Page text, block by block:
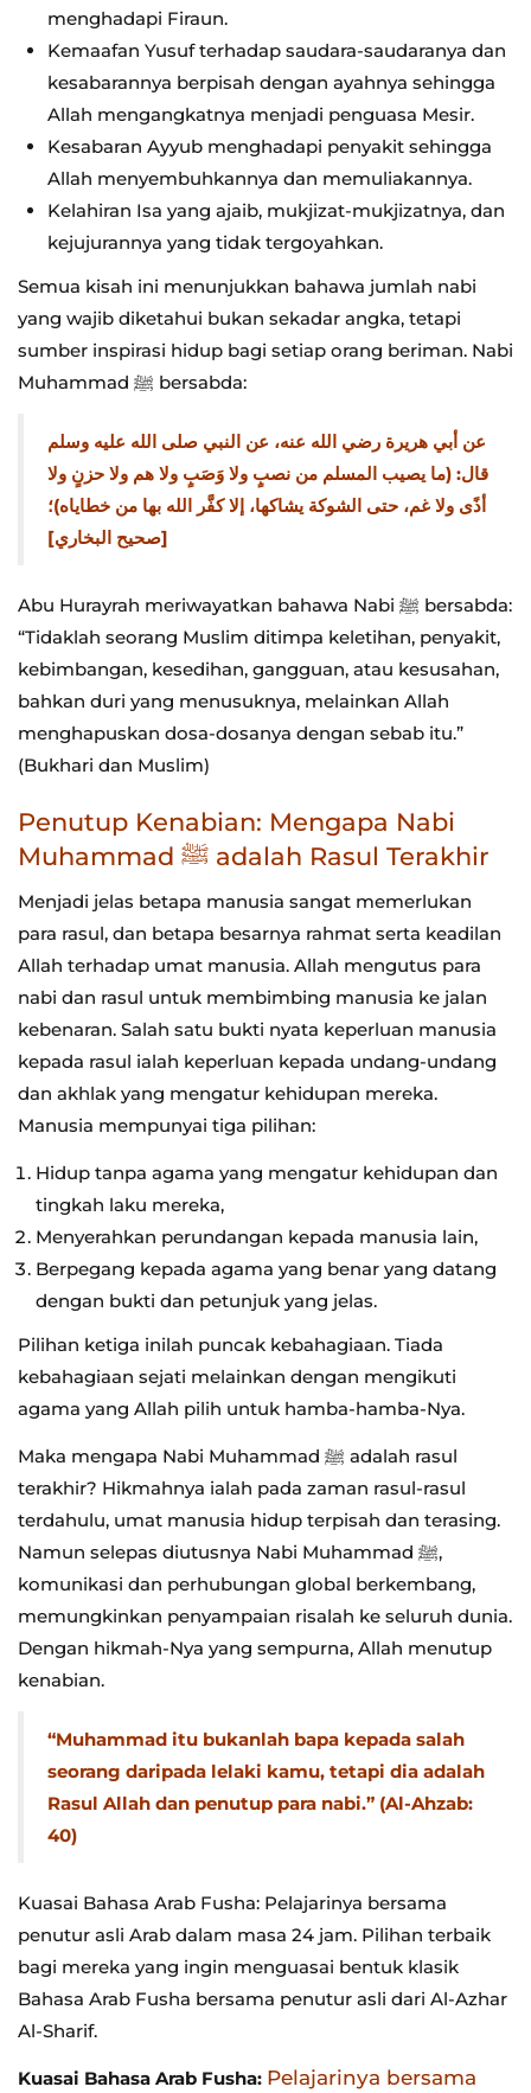
menghadapi Firaun.
Kemaafan Yusuf terhadap saudara-saudaranya dan
kesabarannya berpisah dengan ayahnya sehingga
Allah mengangkatnya menjadi penguasa Mesir.
Kesabaran Ayyub menghadapi penyakit sehingga
Allah menyembuhkannya dan memuliakannya.
Kelahiran Isa yang ajaib, mukjizat-mukjizatnya, dan
kejujurannya yang tidak tergoyahkan.
Semua kisah ini menunjukkan bahawa jumlah nabi
yang wajib diketahui bukan sekadar angka, tetapi
sumber inspirasi hidup bagi setiap orang beriman. Nabi
Muhammad ﷺ bersabda:
عن أبي هريرة رضي الله عنه، عن النبي صلى الله عليه وسلم
قال: (ما يصيب المسلم من نصبٍ ولا وَصَبٍ ولا هم ولا حزنٍ ولا
أذًى ولا غم، حتى الشوكة يشاكها، إلا كفَّر الله بها من خطاياه)؛
[صحيح البخاري]
Abu Hurayrah meriwayatkan bahawa Nabi ﷺ bersabda:
“Tidaklah seorang Muslim ditimpa keletihan, penyakit,
kebimbangan, kesedihan, gangguan, atau kesusahan,
bahkan duri yang menusuknya, melainkan Allah
menghapuskan dosa-dosanya dengan sebab itu.”
(Bukhari dan Muslim)
Penutup Kenabian: Mengapa Nabi
Muhammad ﷺ adalah Rasul Terakhir
Menjadi jelas betapa manusia sangat memerlukan
para rasul, dan betapa besarnya rahmat serta keadilan
Allah terhadap umat manusia. Allah mengutus para
nabi dan rasul untuk membimbing manusia ke jalan
kebenaran. Salah satu bukti nyata keperluan manusia
kepada rasul ialah keperluan kepada undang-undang
dan akhlak yang mengatur kehidupan mereka.
Manusia mempunyai tiga pilihan:
Hidup tanpa agama yang mengatur kehidupan dan
tingkah laku mereka,
Menyerahkan perundangan kepada manusia lain,
Berpegang kepada agama yang benar yang datang
dengan bukti dan petunjuk yang jelas.
Pilihan ketiga inilah puncak kebahagiaan. Tiada
kebahagiaan sejati melainkan dengan mengikuti
agama yang Allah pilih untuk hamba-hamba-Nya.
Maka mengapa Nabi Muhammad ﷺ adalah rasul
terakhir? Hikmahnya ialah pada zaman rasul-rasul
terdahulu, umat manusia hidup terpisah dan terasing.
Namun selepas diutusnya Nabi Muhammad ﷺ,
komunikasi dan perhubungan global berkembang,
memungkinkan penyampaian risalah ke seluruh dunia.
Dengan hikmah-Nya yang sempurna, Allah menutup
kenabian.
“Muhammad itu bukanlah bapa kepada salah
seorang daripada lelaki kamu, tetapi dia adalah
Rasul Allah dan penutup para nabi.” (Al-Ahzab:
40)
Kuasai Bahasa Arab Fusha: Pelajarinya bersama
penutur asli Arab dalam masa 24 jam. Pilihan terbaik
bagi mereka yang ingin menguasai bentuk klasik
Bahasa Arab Fusha bersama penutur asli dari Al-Azhar
Al-Sharif.
Kuasai Bahasa Arab Fusha: Pelajarinya bersama